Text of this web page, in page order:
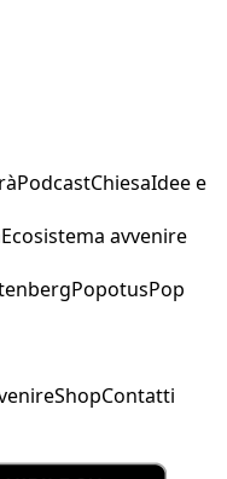
PodcastChiesaIdee e
Ecosistema avvenire
PopotusPop
ShopContatti